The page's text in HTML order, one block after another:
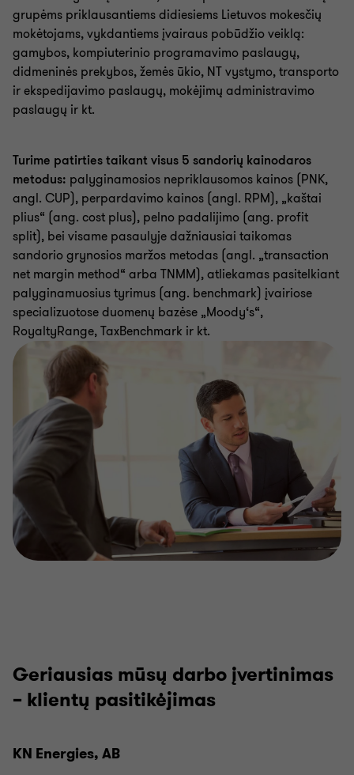
grupėms priklausantiems didiesiems Lietuvos mokesčių
mokėtojams, vykdantiems įvairaus pobūdžio veiklą:
gamybos, kompiuterinio programavimo paslaugų,
didmeninės prekybos, žemės ūkio, NT vystymo, transporto
ir ekspedijavimo paslaugų, mokėjimų administravimo
paslaugų ir kt.
Turime patirties taikant visus 5 sandorių kainodaros
metodus: palyginamosios nepriklausomos kainos (PNK,
angl. CUP), perpardavimo kainos (angl. RPM), „kaštai
plius“ (ang. cost plus), pelno padalijimo (ang. profit
split), bei visame pasaulyje dažniausiai taikomas
sandorio grynosios maržos metodas (angl. „transaction
net margin method“ arba TNMM), atliekamas pasitelkiant
palyginamuosius tyrimus (ang. benchmark) įvairiose
specializuotose duomenų bazėse „Moody‘s“,
RoyaltyRange, TaxBenchmark ir kt.
Geriausias mūsų darbo įvertinimas
– klientų pasitikėjimas
KN Energies, AB